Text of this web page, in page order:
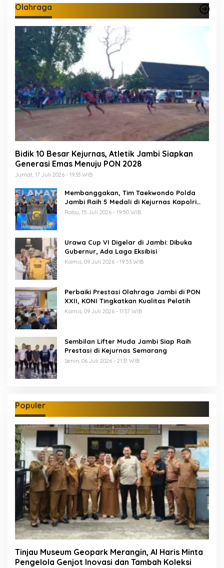
Olahraga
Bidik 10 Besar Kejurnas, Atletik Jambi Siapkan
Generasi Emas Menuju PON 2028
Jumat, 17 Juli 2026 - 19:33 WIB
Membanggakan, Tim Taekwondo Polda
Jambi Raih 5 Medali di Kejurnas Kapolri
Cup 7
Rabu, 15 Juli 2026 - 19:50 WIB
Urawa Cup VI Digelar di Jambi: Dibuka
Gubernur, Ada Laga Eksibisi
Kamis, 09 Juli 2026 - 19:53 WIB
Perbaiki Prestasi Olahraga Jambi di PON
XXII, KONI Tingkatkan Kualitas Pelatih
Kamis, 09 Juli 2026 - 11:37 WIB
Sembilan Lifter Muda Jambi Siap Raih
Prestasi di Kejurnas Semarang
Senin, 06 Juli 2026 - 21:31 WIB
Populer
Tinjau Museum Geopark Merangin, Al Haris Minta
Pengelola Genjot Inovasi dan Tambah Koleksi